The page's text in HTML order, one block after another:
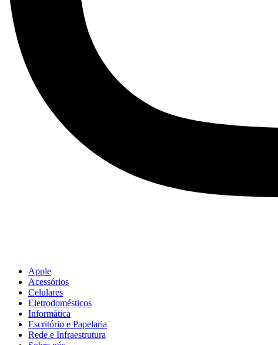
Apple
Acessórios
Celulares
Eletrodomésticos
Informática
Escritório e Papelaria
Rede e Infraestrutura